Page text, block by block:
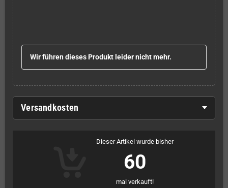
Wir führen dieses Produkt leider nicht mehr.
Versandkosten
Dieser Artikel wurde bisher
60
mal verkauft!